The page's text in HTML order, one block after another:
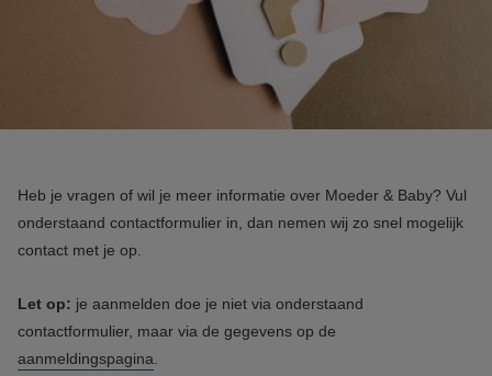
Heb je vragen of wil je meer informatie over Moeder & Baby? Vul
onderstaand contactformulier in, dan nemen wij zo snel mogelijk
contact met je op.
Let op: je aanmelden doe je niet via onderstaand
contactformulier, maar via de gegevens op de
aanmeldingspagina